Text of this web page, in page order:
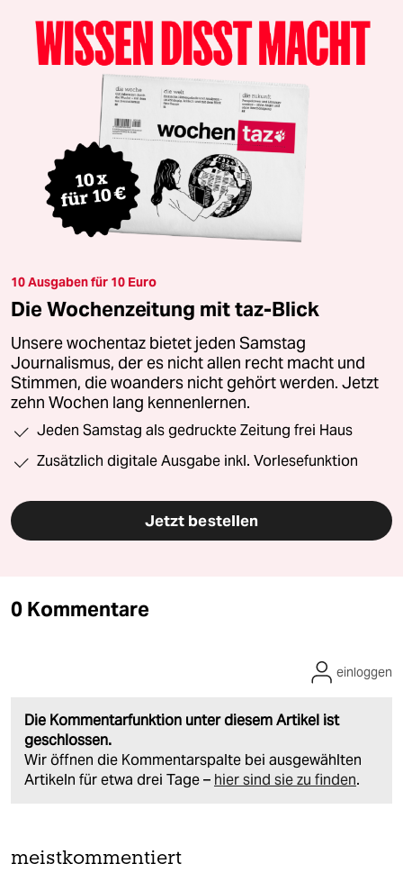
10 Ausgaben für 10 Euro
Die Wochenzeitung mit taz-Blick
Unsere wochentaz bietet jeden Samstag
Journalismus, der es nicht allen recht macht und
Stimmen, die woanders nicht gehört werden. Jetzt
zehn Wochen lang kennenlernen.
Jeden Samstag als gedruckte Zeitung frei Haus
Zusätzlich digitale Ausgabe inkl. Vorlesefunktion
Jetzt bestellen
0 Kommentare
Die Kommentarfunktion unter diesem Artikel ist
geschlossen.
Wir öffnen die Kommentarspalte bei ausgewählten
Artikeln für etwa drei Tage – hier sind sie zu finden.
einloggen
meistkommentiert